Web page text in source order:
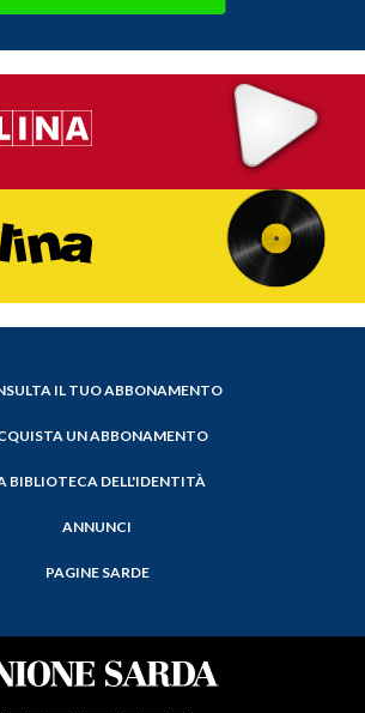
IL TUO ABBONAMENTO
UN ABBONAMENTO
BIBLIOTECA DELL'IDENTITÀ
ANNUNCI
PAGINE SARDE